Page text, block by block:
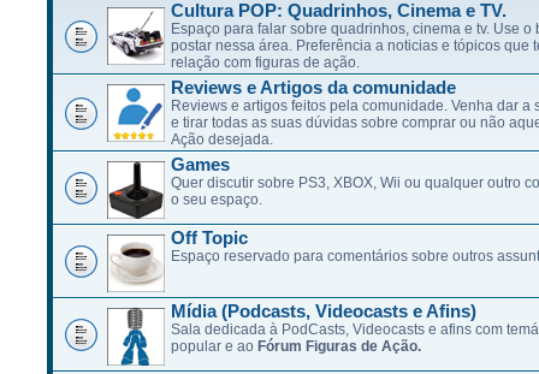
Cultura POP: Quadrinhos, Cinema e TV.
Espaço para falar sobre quadrinhos, cinema e tv. Use o
postar nessa área. Preferência a noticias e tópicos que
relação com figuras de ação.
Reviews e Artigos da comunidade
Reviews e artigos feitos pela comunidade. Venha dar a
e tirar todas as suas dúvidas sobre comprar ou não
Ação desejada.
Games
Quer discutir sobre PS3, XBOX, Wii ou qualquer outro
o seu espaço.
Off Topic
Espaço reservado para comentários sobre outros
Mídia (Podcasts, Videocasts e Afins)
Sala dedicada à PodCasts, Videocasts e afins com
popular e ao Fórum Figuras de Ação.